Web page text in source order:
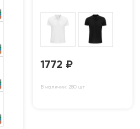
1772 ₽
В наличии: 280 шт